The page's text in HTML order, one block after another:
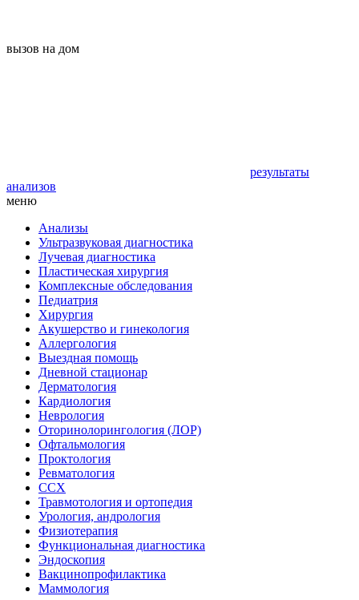
вызов на дом
результаты
анализов
меню
Анализы
Ультразвуковая диагностика
Лучевая диагностика
Пластическая хирургия
Комплексные обследования
Педиатрия
Хирургия
Акушерство и гинекология
Аллергология
Выездная помощь
Дневной стационар
Дерматология
Кардиология
Неврология
Оторинолорингология (ЛОР)
Офтальмология
Проктология
Ревматология
ССХ
Травмотология и ортопедия
Урология, андрология
Физиотерапия
Функциональная диагностика
Эндоскопия
Вакцинопрофилактика
Маммология